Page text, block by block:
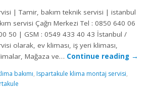
| Tamir, bakım teknik servisi | istanbul
servisi Çağrı Merkezi Tel : 0850 640 06
50 | GSM : 0549 433 40 43 İstanbul /
olarak, ev kliması, iş yeri kliması,
Mağaza ve… Continue reading →
bakımı, Ispartakule klima montaj servisi,